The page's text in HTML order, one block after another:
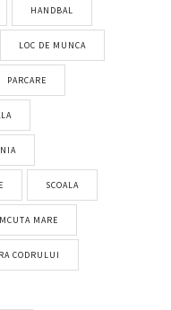
HANDBAL
LOC DE MUNCA
PARCARE
SCOALA
MARE
CODRULUI